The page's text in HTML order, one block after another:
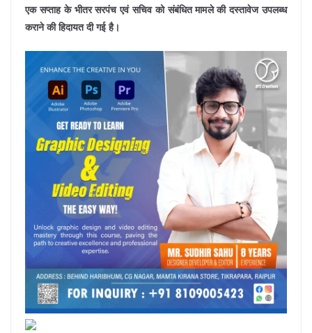
एक सप्ताह के भीतर सरपंच एवं सचिव को संबंधित मामले की दस्तावेज उपलब्ध
कराने की हिदायत दी गई है।